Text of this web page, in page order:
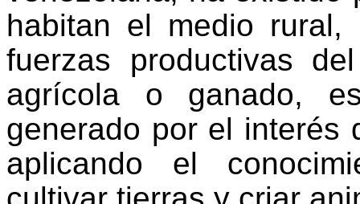
habitan el medio
fuerzas productivas
agrícola o ganado,
generado por el interés
aplicando el